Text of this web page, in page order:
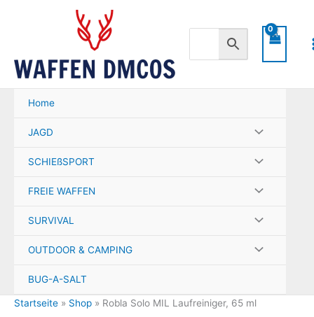
Home
JAGD
SCHIEßSPORT
FREIE WAFFEN
SURVIVAL
OUTDOOR & CAMPING
BUG-A-SALT
Startseite » Shop » Robla Solo MIL Laufreiniger, 65 ml